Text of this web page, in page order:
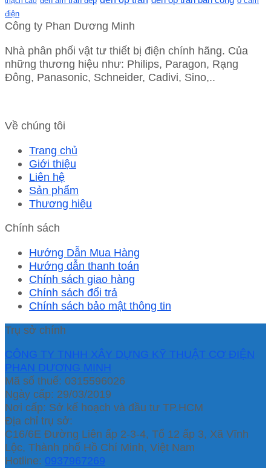
điện
Công ty Phan Dương Minh
Nhà phân phối vật tư thiết bị điện chính hãng. Của
những thương hiệu như: Philips, Paragon, Rạng
Đông, Panasonic, Schneider, Cadivi, Sino,..
Về chúng tôi
Trang chủ
Giới thiệu
Liên hệ
Sản phẩm
Thương hiệu
Chính sách
Hướng Dẫn Mua Hàng
Hướng dẫn thanh toán
Chính sách giao hàng
Chính sách đổi trả
Chính sách bảo mật thông tin
Trụ sở chính
CÔNG TY TNHH XÂY DỰNG KỸ THUẬT CƠ ĐIỆN
PHAN DƯƠNG MINH
Mã số thuế: 0315596026
Ngày cấp: 29/03/2019
Nơi cấp: Sở kế hoạch và đầu tư TP.HCM
Địa chỉ trụ sở:
C16/6E Đường Liên ấp 2-3-4, Tổ 12 ấp 3, Xã Vĩnh
Lộc, Thành phố Hồ Chí Minh, Việt Nam
Hotline: 0937967269